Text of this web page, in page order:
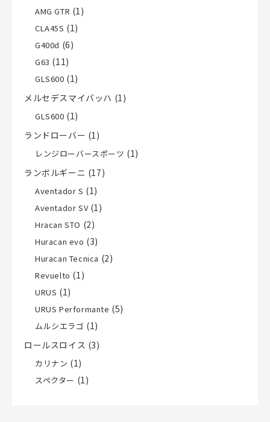
AMG GTR (1)
CLA45S (1)
G400d (6)
G63 (11)
GLS600 (1)
メルセデスマイバッハ (1)
GLS600 (1)
ランドローバー (1)
レンジローバースポーツ (1)
ランボルギーニ (17)
Aventador S (1)
Aventador SV(1)
Hracan STO (2)
Huracan evo (3)
Huracan Tecnica (2)
Revuelto (1)
URUS (1)
URUS Performante (5)
ムルシエラゴ (1)
ロールスロイス (3)
カリナン (1)
スペクター (1)